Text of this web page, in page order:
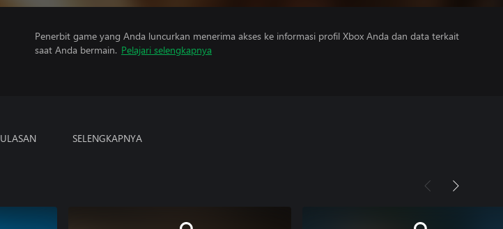
Penerbit game yang Anda luncurkan menerima akses ke informasi profil Xbox Anda dan data terkait
saat Anda bermain. Pelajari selengkapnya
ULASAN SELENGKAPNYA